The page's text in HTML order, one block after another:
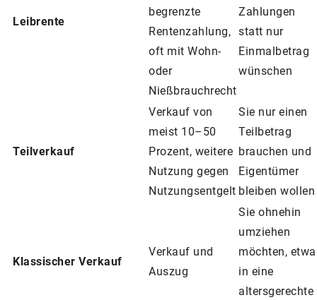
Leibrente
begrenzte
Rentenzahlung,
oft mit Wohn-
oder
Nießbrauchrecht
Zahlungen
statt nur
Einmalbetrag
wünschen
Teilverkauf
Verkauf von
meist 10–50
Prozent, weitere
Nutzung gegen
Nutzungsentgelt
Sie nur einen
Teilbetrag
brauchen und
Eigentümer
bleiben wollen
Klassischer Verkauf
Verkauf und
Auszug
Sie ohnehin
umziehen
möchten, etwa
in eine
altersgerechte